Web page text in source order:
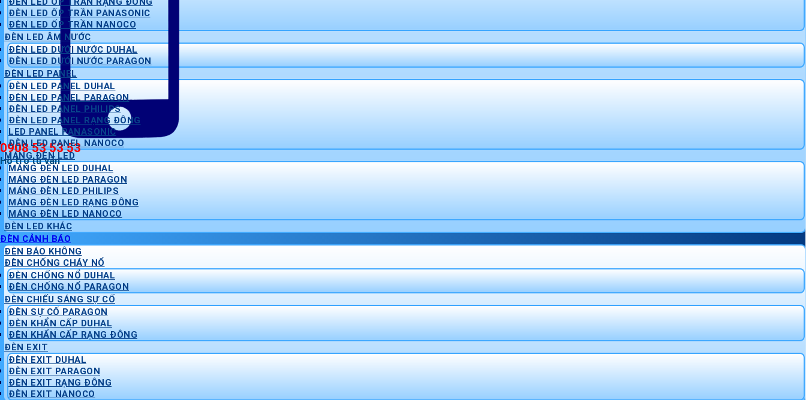
0908 53 53 53
Hỗ trợ tư vấn
ĐÈN LED ỐP TRẦN PANASONIC
ĐÈN LED ỐP TRẦN NANOCO
ĐÈN LED ÂM NƯỚC
ĐÈN LED DƯỚI NƯỚC DUHAL
ĐÈN LED DƯỚI NƯỚC PARAGON
ĐÈN LED PANEL
ĐÈN LED PANEL DUHAL
ĐÈN LED PANEL PARAGON
ĐÈN LED PANEL PHILIPS
ĐÈN LED PANEL RẠNG ĐÔNG
LED PANEL PANASONIC
ĐÈN LED PANEL NANOCO
MÁNG ĐÈN LED
MÁNG ĐÈN LED DUHAL
MÁNG ĐÈN LED PARAGON
MÁNG ĐÈN LED PHILIPS
MÁNG ĐÈN LED RẠNG ĐÔNG
MÁNG ĐÈN LED NANOCO
ĐÈN LED KHÁC
ĐÈN CẢNH BÁO
ĐÈN BÁO KHÔNG
ĐÈN CHỐNG CHÁY NỔ
ĐÈN CHỐNG NỔ DUHAL
ĐÈN CHỐNG NỔ PARAGON
ĐÈN CHIẾU SÁNG SỰ CỐ
ĐÈN SỰ CỐ PARAGON
ĐÈN KHẨN CẤP DUHAL
ĐÈN KHẨN CẤP RẠNG ĐÔNG
ĐÈN EXIT
ĐÈN EXIT DUHAL
ĐÈN EXIT PARAGON
ĐÈN EXIT RẠNG ĐÔNG
ĐÈN EXIT NANOCO